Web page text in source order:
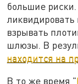
большие
взрывать
шлюзы. В
находится на
В то же время "